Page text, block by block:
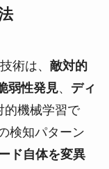
術は、 敵対的
弱性発見、 ディ
的機械学習で
検知パターン
ド自体を変異